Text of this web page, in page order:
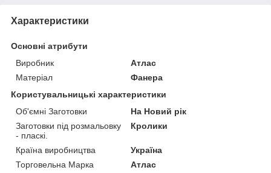
Характеристики
Основні атрибути
Виробник
Атлас
Матеріал
Фанера
Користувальницькі характеристики
Об'ємні Заготовки
На Новий рік
Заготовки під розмальовку
- пласкі.
Кролики
Країна виробництва
Україна
Торговельна Марка
Атлас